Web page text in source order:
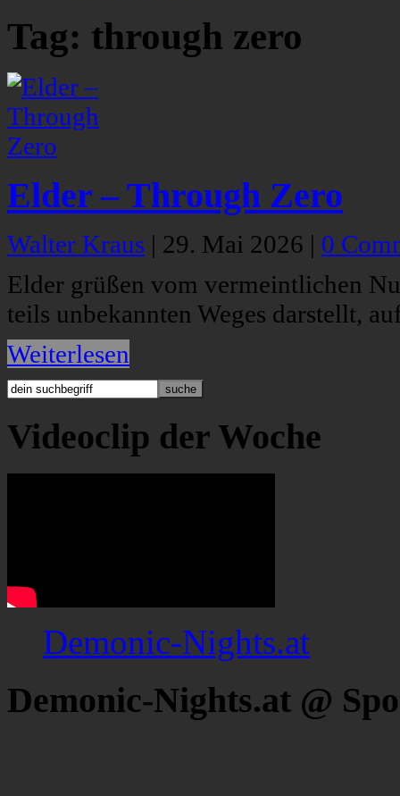
Tag: through zero
Elder – Through Zero
Walter Kraus | 29. Mai 2026 | 0
Elder grüßen vom vermeintlichen
teils unbekannten Weges darstellt,
Weiterlesen
Videoclip der Woche
Demonic-Nights.at
Demonic-Nights.at @